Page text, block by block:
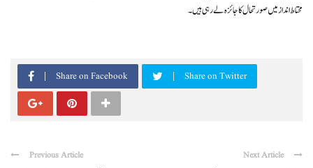
محتاط انداز میں صورتحال کا جائزہ لے رہی ہیں۔
Share on Facebook Share on Twitter
Previous Article Next Article